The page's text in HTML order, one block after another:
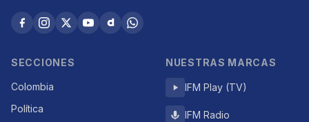
SECCIONES
Colombia
Política
NUESTRAS MARCAS
IFM Play (TV)
IFM Radio